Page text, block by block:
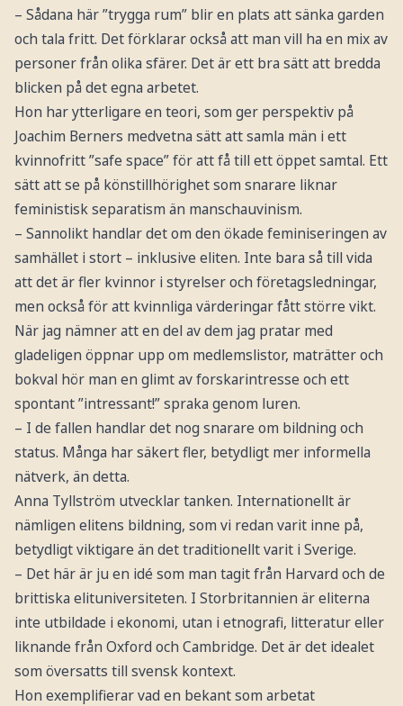
– Sådana här ”trygga rum” blir en plats att sänka garden
och tala fritt. Det förklarar också att man vill ha en mix av
personer från olika sfärer. Det är ett bra sätt att bredda
blicken på det egna arbetet.
Hon har ytterligare en teori, som ger perspektiv på
Joachim Berners medvetna sätt att samla män i ett
kvinnofritt ”safe space” för att få till ett öppet samtal. Ett
sätt att se på könstillhörighet som snarare liknar
feministisk separatism än manschauvinism.
– Sannolikt handlar det om den ökade feminiseringen av
samhället i stort – inklusive eliten. Inte bara så till vida
att det är fler kvinnor i styrelser och företagsledningar,
men också för att kvinnliga värderingar fått större vikt.
När jag nämner att en del av dem jag pratar med
gladeligen öppnar upp om medlemslistor, maträtter och
bokval hör man en glimt av forskarintresse och ett
spontant ”intressant!” spraka genom luren.
– I de fallen handlar det nog snarare om bildning och
status. Många har säkert fler, betydligt mer informella
nätverk, än detta.
Anna Tyllström utvecklar tanken. Internationellt är
nämligen elitens bildning, som vi redan varit inne på,
betydligt viktigare än det traditionellt varit i Sverige.
– Det här är ju en idé som man tagit från Harvard och de
brittiska elituniversiteten. I Storbritannien är eliterna
inte utbildade i ekonomi, utan i etnografi, litteratur eller
liknande från Oxford och Cambridge. Det är det idealet
som översatts till svensk kontext.
Hon exemplifierar vad en bekant som arbetat